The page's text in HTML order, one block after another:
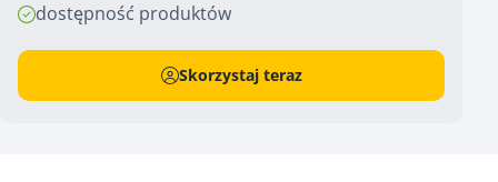
dostępność produktów
Skorzystaj teraz